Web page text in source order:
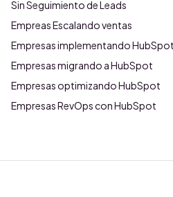
Sin Seguimiento de Leads
Empreas Escalando ventas
Empresas implementando HubSpot
Empresas migrando a HubSpot
Empresas optimizando HubSpot
Empresas RevOps con HubSpot